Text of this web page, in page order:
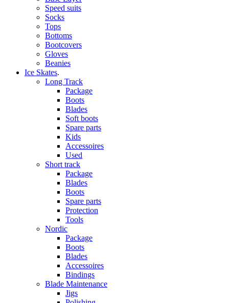
Speed suits
Socks
Tops
Bottoms
Bootcovers
Gloves
Beanies
Ice Skates.
Long Track
Package
Boots
Blades
Soft boots
Spare parts
Kids
Accessoires
Used
Short track
Package
Blades
Boots
Spare parts
Protection
Tools
Nordic
Package
Boots
Blades
Accessoires
Bindings
Blade Maintenance
Jigs